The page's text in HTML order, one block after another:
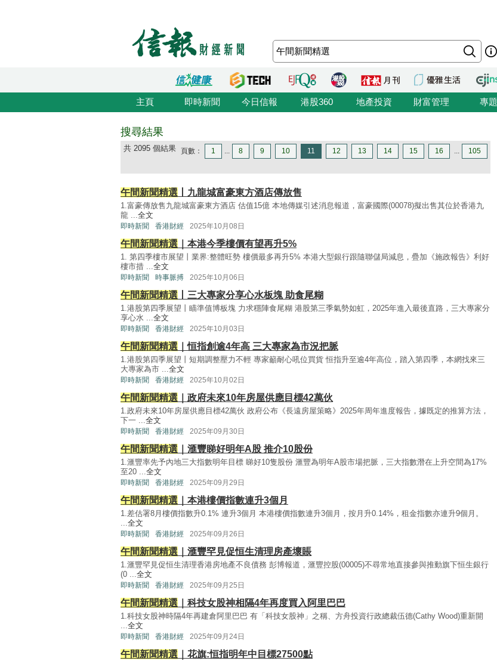
主頁 即時新聞 今日信報 港股360 地產投資 財富管理 專題
搜尋結果
共 2095 個結果 頁數： 1 ... 8 9 10 11 12 13 14 15 16 ... 105
午間新聞精選 丨九龍城富豪東方酒店傳放售
1.富豪傳放售九龍城富豪東方酒店 估值15億 本地傳媒引述消息報道，富豪國際(00078)擬出售其位於香港九
龍 ...全文
即時新聞 香港財經 2025年10月08日
午間新聞精選 ｜本港今季樓價有望再升5%
1. 第四季樓市展望丨業界:整體旺勢 樓價最多再升5% 本港大型銀行跟隨聯儲局減息，疊加《施政報告》利好
樓市措 ...全文
即時新聞 時事脈搏 2025年10月06日
午間新聞精選 丨三大專家分享心水板塊 助食尾糊
1.港股第四季展望丨瞄準值博板塊 力求穩陣食尾糊 港股第三季氣勢如虹，2025年進入最後直路，三大專家分
享心水 ...全文
即時新聞 香港財經 2025年10月03日
午間新聞精選 ｜恒指創逾4年高 三大專家為市況把脈
1.港股第四季展望丨短期調整壓力不輕 專家籲耐心吼位買貨 恒指升至逾4年高位，踏入第四季，本網找來三
大專家為市 ...全文
即時新聞 香港財經 2025年10月02日
午間新聞精選 ｜政府未來10年房屋供應目標42萬伙
1.政府未來10年房屋供應目標42萬伙 政府公布《長遠房屋策略》2025年周年進度報告，據既定的推算方法，
下一 ...全文
即時新聞 香港財經 2025年09月30日
午間新聞精選 ｜滙豐睇好明年A股 推介10股份
1.滙豐率先予內地三大指數明年目標 睇好10隻股份 滙豐為明年A股市場把脈，三大指數潛在上升空間為17%
至20 ...全文
即時新聞 香港財經 2025年09月29日
午間新聞精選 ｜本港樓價指數連升3個月
1.差估署8月樓價指數升0.1% 連升3個月 本港樓價指數連升3個月，按月升0.14%，租金指數亦連升9個月。
...全文
即時新聞 香港財經 2025年09月26日
午間新聞精選 ｜滙豐罕見促恒生清理房產壞賬
1.滙豐罕見促恒生清理香港房地產不良債務 彭博報道，滙豐控股(00005)不尋常地直接參與推動旗下恒生銀行
(0 ...全文
即時新聞 香港財經 2025年09月25日
午間新聞精選 ｜科技女股神相隔4年再度買入阿里巴巴
1.科技女股神時隔4年再建倉阿里巴巴 有「科技女股神」之稱、方舟投資行政總裁伍德(Cathy Wood)重新開
...全文
即時新聞 香港財經 2025年09月24日
午間新聞精選 ｜花旗:恒指明年中目標27500點